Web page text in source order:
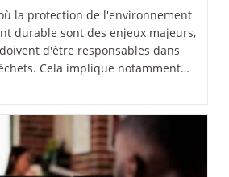
la protection de l'environnement
durable sont des enjeux majeurs,
d'être responsables dans
Cela implique notamment…